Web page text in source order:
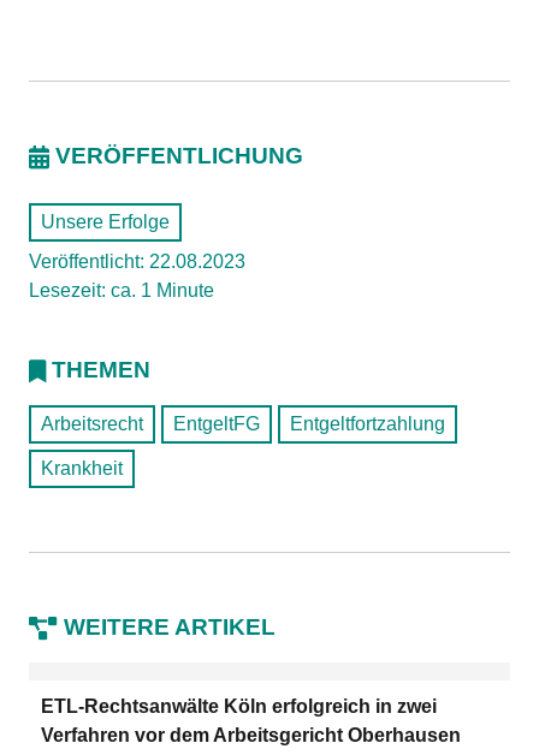
VERÖFFENTLICHUNG
Unsere Erfolge
Veröffentlicht: 22.08.2023
Lesezeit: ca. 1 Minute
THEMEN
Arbeitsrecht EntgeltFG Entgeltfortzahlung
Krankheit
WEITERE ARTIKEL
ETL-Rechtsanwälte Köln erfolgreich in zwei
Verfahren vor dem Arbeitsgericht Oberhausen